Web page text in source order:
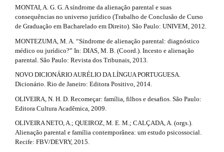
MONTAI, A. G. G. A síndrome da alienação parental e suas
consequências no universo jurídico (Trabalho de Conclusão de Curso
de Graduação em Bacharelado em Direito). São Paulo: UNIVEM, 2012.
MONTEZUMA, M. A. “Síndrome de alienação parental: diagnóstico
médico ou jurídico?” In: DIAS, M. B. (Coord.). Incesto e alienação
parental. São Paulo: Revista dos Tribunais, 2013.
NOVO DICIONÁRIO AURÉLIO DA LÍNGUA PORTUGUESA.
Dicionário. Rio de Janeiro: Editora Positivo, 2014.
OLIVEIRA, N. H. D. Recomeçar: família, filhos e desafios. São Paulo:
Editora Cultura Acadêmica, 2009.
OLIVEIRA NETO, A.; QUEIROZ, M. E. M.; CALÇADA, A. (orgs.).
Alienação parental e família contemporânea: um estudo psicossocial.
Recife: FBV/DEVRY, 2015.